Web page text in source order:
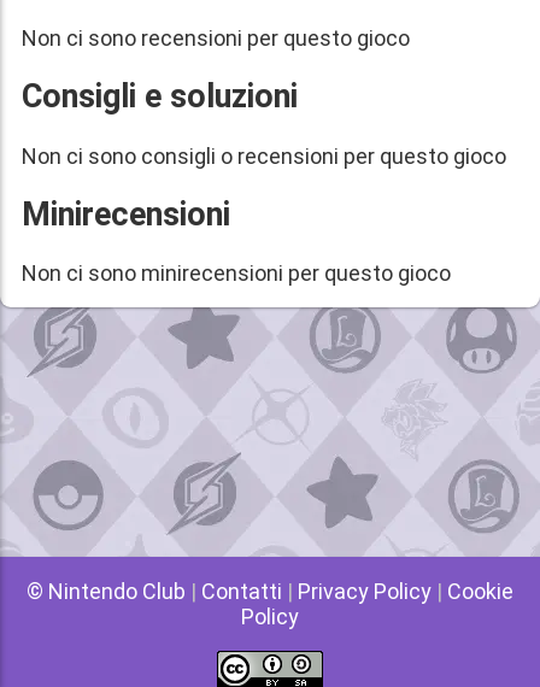
Non ci sono recensioni per questo gioco
Consigli e soluzioni
Non ci sono consigli o recensioni per questo gioco
Minirecensioni
Non ci sono minirecensioni per questo gioco
© Nintendo Club | Contatti | Privacy Policy | Cookie
Policy